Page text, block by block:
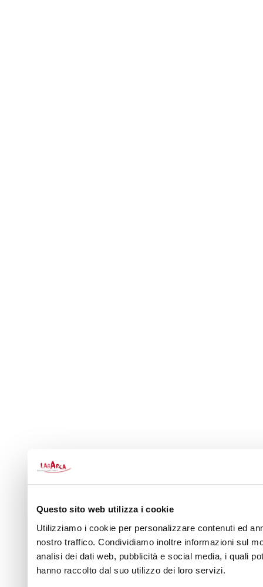
Questo sito web utilizza i cookie
Utilizziamo i cookie per personalizzare contenuti ed
nostro traffico. Condividiamo inoltre informazioni sul
analisi dei dati web, pubblicità e social media, i quali
hanno raccolto dal suo utilizzo dei loro servizi.